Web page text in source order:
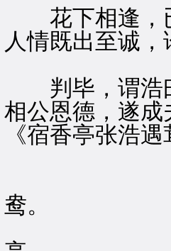
花下相逢，已
人情既出至诚
判毕，谓浩曰
相公恩德，遂
《宿香亭张浩遇
当年崔
鸯。
同是风